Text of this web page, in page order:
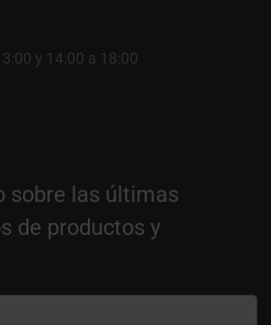
y 14:00 a 18:00
sobre las últimas
de productos y